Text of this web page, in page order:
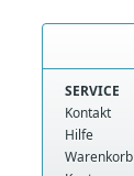
SERVICE
Kontakt
Hilfe
Warenkorb